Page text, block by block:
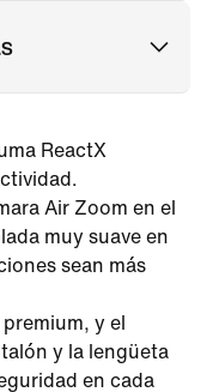
ReactX
Air Zoom en el
muy suave en
sean más
y el
y la lengüeta
en cada